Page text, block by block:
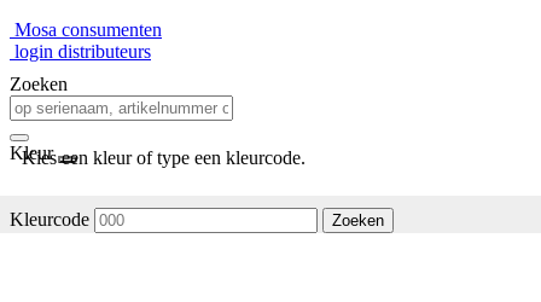
Mosa consumenten
login distributeurs
Zoeken
Kleur
Kies een kleur of type een kleurcode.
Kleurcode Zoeken